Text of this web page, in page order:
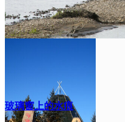
玻璃窗上的水痕